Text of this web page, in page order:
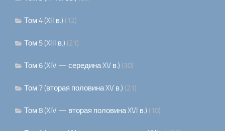
Том 4 (XII в.) (12)
Том 5 (XIII в.) (21)
Том 6 (XIV — середина XV в.) (30)
Том 7 (вторая половина XV в.) (21)
Том 8 (XIV — вторая половина XVI в.) (10)